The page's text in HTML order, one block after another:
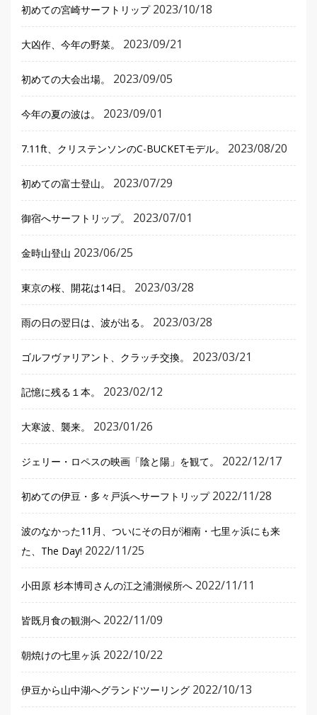
初めての宮崎サーフトリップ 2023/10/18
大凶作、今年の野菜。 2023/09/21
初めての大会出場。 2023/09/05
今年の夏の波は。 2023/09/01
7.11ft、クリステンソンのC-BUCKETモデル。 2023/08/20
初めての富士登山。 2023/07/29
御宿へサーフトリップ。 2023/07/01
金時山登山 2023/06/25
東京の桜、開花は14日。 2023/03/28
雨の日の翌日は、波が出る。 2023/03/28
ゴルフヴァリアント、クラッチ交換。 2023/03/21
記憶に残る１本。 2023/02/12
大寒波、襲来。 2023/01/26
ジェリー・ロペスの映画「陰と陽」を観て。 2022/12/17
初めての伊豆・多々戸浜へサーフトリップ 2022/11/28
波のなかった11月、ついにその日が湘南・七里ヶ浜にも来
た、The Day! 2022/11/25
小田原 杉本博司さんの江之浦測候所へ 2022/11/11
皆既月食の観測へ 2022/11/09
朝焼けの七里ヶ浜 2022/10/22
伊豆から山中湖へグランドツーリング 2022/10/13